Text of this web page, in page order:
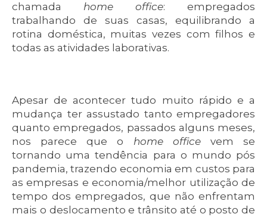
chamada home office: empregados
trabalhando de suas casas, equilibrando a
rotina doméstica, muitas vezes com filhos e
todas as atividades laborativas.
Apesar de acontecer tudo muito rápido e a
mudança ter assustado tanto empregadores
quanto empregados, passados alguns meses,
nos parece que o home office vem se
tornando uma tendência para o mundo pós
pandemia, trazendo economia em custos para
as empresas e economia/melhor utilização de
tempo dos empregados, que não enfrentam
mais o deslocamento e trânsito até o posto de